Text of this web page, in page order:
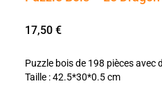
17,50 €
Puzzle bois de 198 pièces avec
Taille : 42.5*30*0.5 cm